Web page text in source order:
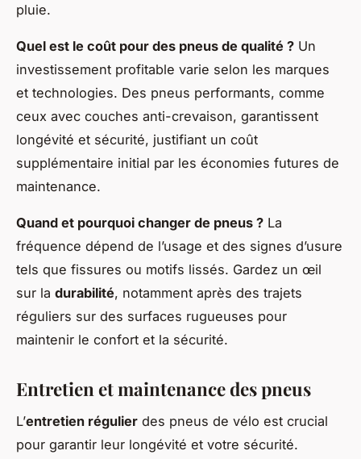
pluie.
Quel est le coût pour des pneus de qualité ? Un
investissement profitable varie selon les marques
et technologies. Des pneus performants, comme
ceux avec couches anti-crevaison, garantissent
longévité et sécurité, justifiant un coût
supplémentaire initial par les économies futures de
maintenance.
Quand et pourquoi changer de pneus ? La
fréquence dépend de l’usage et des signes d’usure
tels que fissures ou motifs lissés. Gardez un œil
sur la durabilité, notamment après des trajets
réguliers sur des surfaces rugueuses pour
maintenir le confort et la sécurité.
Entretien et maintenance des pneus
L’entretien régulier des pneus de vélo est crucial
pour garantir leur longévité et votre sécurité.